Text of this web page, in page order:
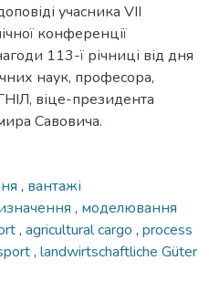
учасника VIІ
конференції
113-ї річниці від дня
наук, професора,
віце-президента
Савовича.
, вантажі
, моделювання
, agricultural cargo , process
, landwirtschaftliche Güter